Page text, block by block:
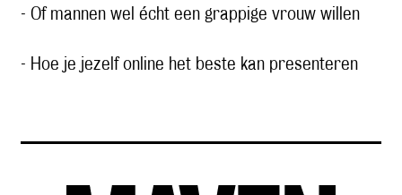
- Of mannen wel écht een grappige vrouw willen
- Hoe je jezelf online het beste kan presenteren